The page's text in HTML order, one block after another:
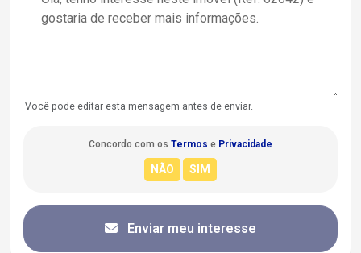
Você pode editar esta mensagem antes de enviar.
Concordo com os Termos e Privacidade
Enviar meu interesse